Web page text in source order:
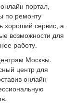
портал,
по ремонту
хороший сервис, а
возможности для
работу.
Москвы.
центр для
онлайн